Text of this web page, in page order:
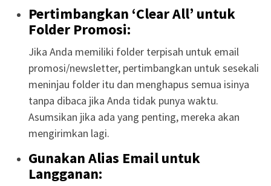
Pertimbangkan ‘Clear All’ untuk
Folder Promosi:
Jika Anda memiliki folder terpisah untuk email
promosi/newsletter, pertimbangkan untuk sesekali
meninjau folder itu dan menghapus semua isinya
tanpa dibaca jika Anda tidak punya waktu.
Asumsikan jika ada yang penting, mereka akan
mengirimkan lagi.
Gunakan Alias Email untuk
Langganan: